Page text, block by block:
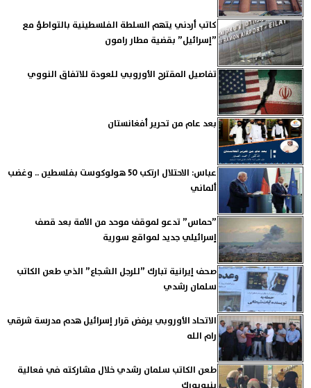
كاتب أردني يتهم السلطة الفلسطينية بالتواطؤ مع
”إسرائيل” بقضية مطار رامون
تفاصيل المقترح الأوروبي للعودة للاتفاق النووي
بعد عام من تحرير أفغانستان
عباس: الاحتلال ارتكب 50 هولوكوست بفلسطين .. وغضب
ألماني
”حماس” تدعو لموقف موحد من الأمة بعد قصف
إسرائيلي جديد لمواقع سورية
صحف إيرانية تبارك ”للرجل الشجاع” الذي طعن الكاتب
سلمان رشدي
الاتحاد الأوروبي يرفض قرار إسرائيل هدم مدرسة شرقي
رام الله
طعن الكاتب سلمان رشدي خلال مشاركته في فعالية